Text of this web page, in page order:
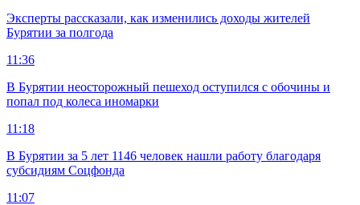
Эксперты рассказали, как изменились доходы жителей
Бурятии за полгода
11:36
В Бурятии неосторожный пешеход оступился с обочины и
попал под колеса иномарки
11:18
В Бурятии за 5 лет 1146 человек нашли работу благодаря
субсидиям Соцфонда
11:07